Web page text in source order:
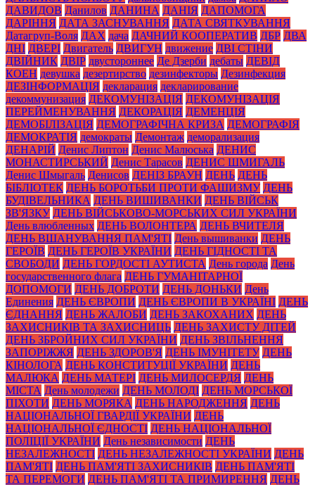
ДАВИДОВ Данилов ДАНИНА ДАНІЯ ДАПОМОГА
ДАРІННЯ ДАТА ЗАСНУВАННЯ ДАТА СВЯТКУВАННЯ
Датагруп-Воля ДАХ дача ДАЧНИЙ КООПЕРАТИВ ДБР ДВА
ДНІ ДВЕРІ Двигатель ДВИГУН движение ДВІ СТІНИ
ДВІЙНИК ДВІР двустороннее Де Дзерби дебаты ДЕВІД
КОЕН девушка дезертирство дезинфекторы Дезинфекция
ДЕЗІНФОРМАЦІЯ декларация декларирование
декоммунизация ДЕКОМУНІЗАЦІЯ ДЕКОМУНІЗАЦІЯ
ПЕРЕЙМЕНУВАННЯ ДЕКОРАЦІЯ ДЕМЕНЦІЯ
ДЕМОБІЛІЗАЦІЯ ДЕМОГРАФІЧНА КРИЗА ДЕМОГРАФІЯ
ДЕМОКРАТІЯ демократы Демонтаж деморализация
ДЕНАРІЙ Денис Липтон Денис Малюська ДЕНИС
МОНАСТИРСЬКИЙ Денис Тарасов ДЕНИС ШМИГАЛЬ
Денис Шмыгаль Денисов ДЕНІЗ БРАУН ДЕНЬ ДЕНЬ
БІБЛІОТЕК ДЕНЬ БОРОТЬБИ ПРОТИ ФАШИЗМУ ДЕНЬ
БУДІВЕЛЬНИКА ДЕНЬ ВИШИВАНКИ ДЕНЬ ВІЙСЬК
ЗВ'ЯЗКУ ДЕНЬ ВІЙСЬКОВО-МОРСЬКИХ СИЛ УКРАЇНИ
День влюбленных ДЕНЬ ВОЛОНТЕРА ДЕНЬ ВЧИТЕЛЯ
ДЕНЬ ВШАНУВАННЯ ПАМ'ЯТІ День вышиванки ДЕНЬ
ГЕРОЇВ ДЕНЬ ГЕРОЇВ УКРАЇНИ ДЕНЬ ГІДНОСТІ ТА
СВОБОДИ ДЕНЬ ГОРДОСТІ АУТИСТА День города День
государственного флага ДЕНЬ ГУМАНІТАРНОЇ
ДОПОМОГИ ДЕНЬ ДОБРОТИ ДЕНЬ ДОНЬКИ День
Единения ДЕНЬ ЄВРОПИ ДЕНЬ ЄВРОПИ В УКРАЇНІ ДЕНЬ
ЄДНАННЯ ДЕНЬ ЖАЛОБИ ДЕНЬ ЗАКОХАНИХ ДЕНЬ
ЗАХИСНИКІВ ТА ЗАХИСНИЦЬ ДЕНЬ ЗАХИСТУ ДІТЕЙ
ДЕНЬ ЗБРОЙНИХ СИЛ УКРАЇНИ ДЕНЬ ЗВІЛЬНЕННЯ
ЗАПОРІЖЖЯ ДЕНЬ ЗДОРОВ'Я ДЕНЬ ІМУНІТЕТУ ДЕНЬ
КІНОЛОГА ДЕНЬ КОНСТИТУЦІЇ УКРАЇНИ ДЕНЬ
МАЛЮКА ДЕНЬ МАТЕРІ ДЕНЬ МИЛОСЕРДЯ ДЕНЬ
МІСТА День молодежи ДЕНЬ МОЛОДІ ДЕНЬ МОРСЬКОЇ
ПІХОТИ ДЕНЬ МОРЯКА ДЕНЬ НАРОДЖЕННЯ ДЕНЬ
НАЦІОНАЛЬНОЇ ГВАРДІЇ УКРАЇНИ ДЕНЬ
НАЦІОНАЛЬНОЇ ЄДНОСТІ ДЕНЬ НАЦІОНАЛЬНОЇ
ПОЛІЦІЇ УКРАЇНИ День независимости ДЕНЬ
НЕЗАЛЕЖНОСТІ ДЕНЬ НЕЗАЛЕЖНОСТІ УКРАЇНИ ДЕНЬ
ПАМ'ЯТІ ДЕНЬ ПАМ'ЯТІ ЗАХИСНИКІВ ДЕНЬ ПАМ'ЯТІ
ТА ПЕРЕМОГИ ДЕНЬ ПАМ'ЯТІ ТА ПРИМИРЕННЯ ДЕНЬ